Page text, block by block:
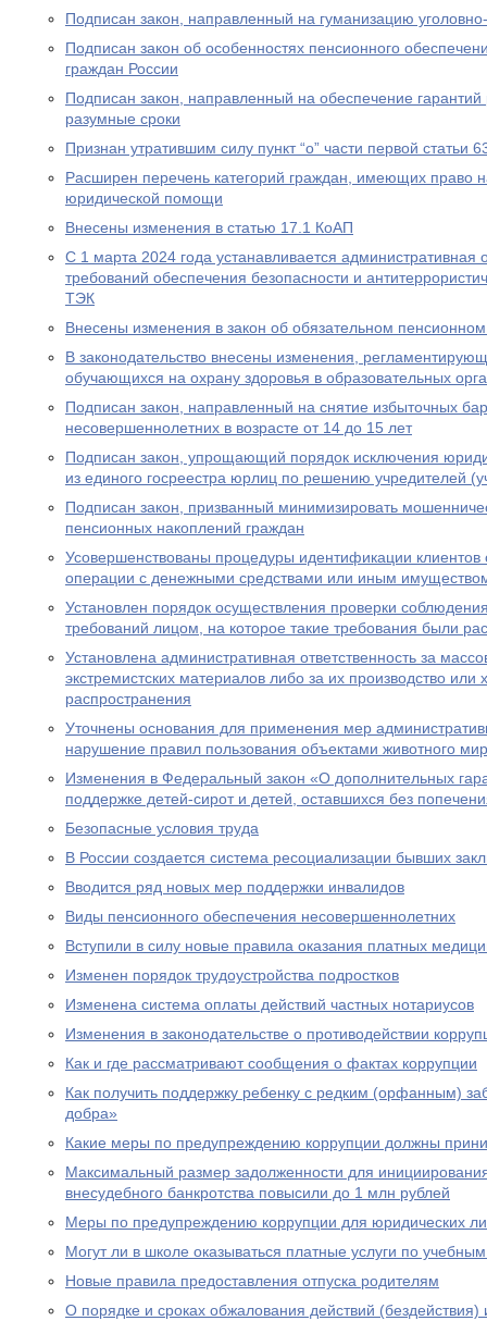
Подписан закон, направленный на гуманизацию
Подписан закон об особенностях пенсионного
граждан России
Подписан закон, направленный на обеспечение
разумные сроки
Признан утратившим силу пункт “о” части первой статьи
Расширен перечень категорий граждан, имеющих право
юридической помощи
Внесены изменения в статью 17.1 КоАП
С 1 марта 2024 года устанавливается административная
требований обеспечения безопасности и
ТЭК
Внесены изменения в закон об обязательном
В законодательство внесены изменения,
обучающихся на охрану здоровья в образовательных
Подписан закон, направленный на снятие избыточных
несовершеннолетних в возрасте от 14 до 15 лет
Подписан закон, упрощающий порядок исключения
из единого госреестра юрлиц по решению учредителей
Подписан закон, призванный минимизировать
пенсионных накоплений граждан
Усовершенствованы процедуры идентификации
операции с денежными средствами или иным
Установлен порядок осуществления проверки
требований лицом, на которое такие требования были
Установлена административная ответственность за
экстремистских материалов либо за их производство или
распространения
Уточнены основания для применения мер
нарушение правил пользования объектами животного
Изменения в Федеральный закон «О дополнительных
поддержке детей-сирот и детей, оставшихся без
Безопасные условия труда
В России создается система ресоциализации бывших
Вводится ряд новых мер поддержки инвалидов
Виды пенсионного обеспечения несовершеннолетних
Вступили в силу новые правила оказания платных
Изменен порядок трудоустройства подростков
Изменена система оплаты действий частных нотариусов
Изменения в законодательстве о противодействии
Как и где рассматривают сообщения о фактах коррупции
Как получить поддержку ребенку с редким (орфанным)
добра»
Какие меры по предупреждению коррупции должны
Максимальный размер задолженности для
внесудебного банкротства повысили до 1 млн рублей
Меры по предупреждению коррупции для юридических
Могут ли в школе оказываться платные услуги по
Новые правила предоставления отпуска родителям
О порядке и сроках обжалования действий